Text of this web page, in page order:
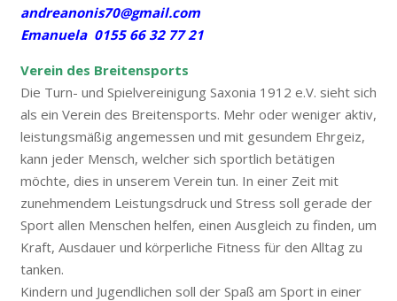
andreanonis70@gmail.com
Emanuela 0155 66 32 77 21
Verein des Breitensports
Die Turn- und Spielvereinigung Saxonia 1912 e.V. sieht sich
als ein Verein des Breitensports. Mehr oder weniger aktiv,
leistungsmäßig angemessen und mit gesundem Ehrgeiz,
kann jeder Mensch, welcher sich sportlich betätigen
möchte, dies in unserem Verein tun. In einer Zeit mit
zunehmendem Leistungsdruck und Stress soll gerade der
Sport allen Menschen helfen, einen Ausgleich zu finden, um
Kraft, Ausdauer und körperliche Fitness für den Alltag zu
tanken.
Kindern und Jugendlichen soll der Spaß am Sport in einer